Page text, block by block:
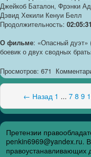
Джейкоб Баталон, Фрэнки
Дэвид Хекили Кенуи Белл
Продолжительность: 02:05:31
О фильме: «Опасный дуэт»
боевик о двух сводных
Просмотров: 671
← Назад 1 ... 7 8 9
Претензии
penkin6969@yandex.ru.
правоустанавливающих